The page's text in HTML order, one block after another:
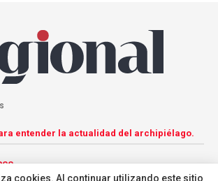
entender la actualidad del archipiélago.
cookies. Al continuar utilizando este sitio